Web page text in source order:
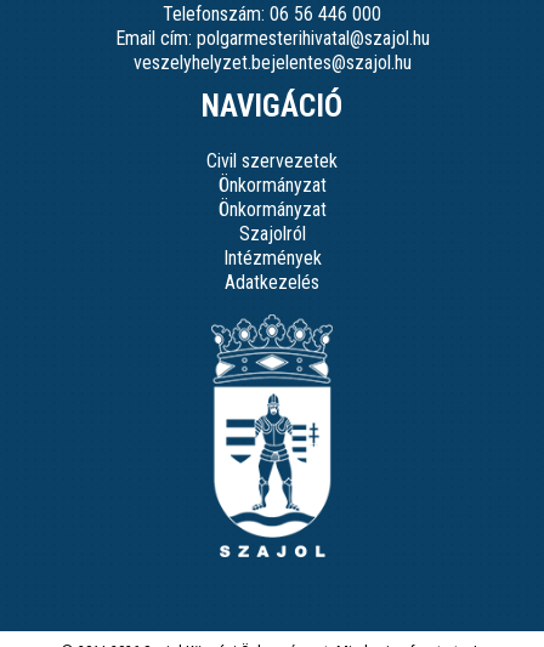
Telefonszám: 06 56 446 000
Email cím: polgarmesterihivatal@szajol.hu
veszelyhelyzet.bejelentes@szajol.hu
NAVIGÁCIÓ
Civil szervezetek
Önkormányzat
Önkormányzat
Szajolról
Intézmények
Adatkezelés